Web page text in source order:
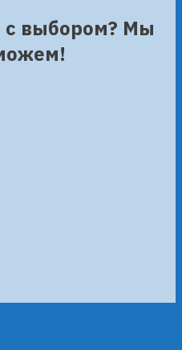
с выбором? Мы